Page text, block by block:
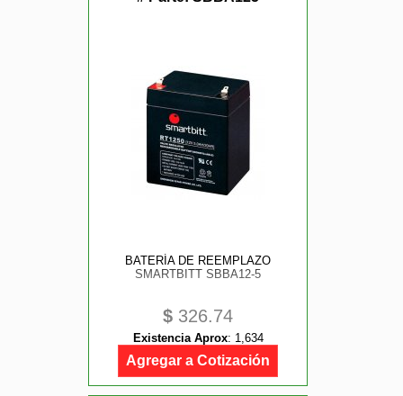
BATERÍA DE REEMPLAZO
SMARTBITT SBBA12-5
$ 326.74
Existencia Aprox: 1,634
Agregar a Cotización